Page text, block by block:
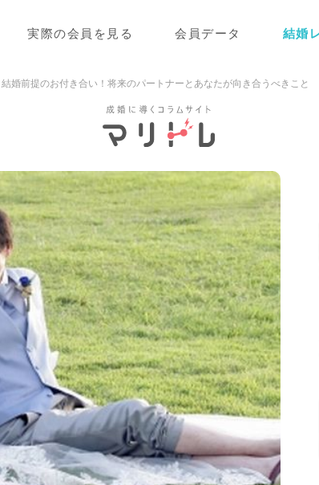
実際の会員を見る 会員データ 結婚
結婚前提のお付き合い！将来のパートナーとあなたが向き合うべきこと